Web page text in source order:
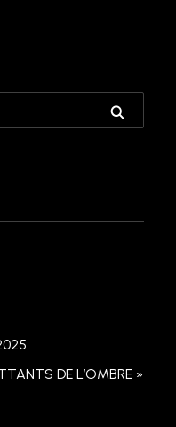
DE L’OMBRE »